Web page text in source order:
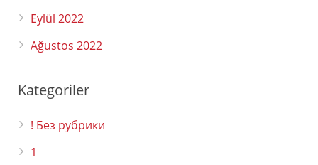
Eylül 2022
Ağustos 2022
Kategoriler
! Без рубрики
1